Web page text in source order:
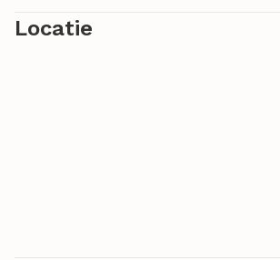
Locatie